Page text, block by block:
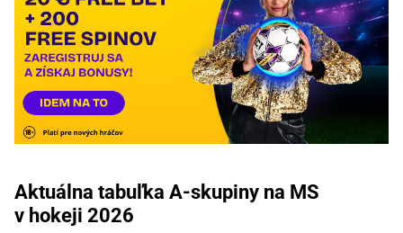
Aktuálna tabuľka A-skupiny na MS
v hokeji 2026